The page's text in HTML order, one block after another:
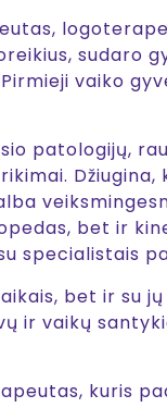
sudaro
vaiko
patologijų,
bet ir
specialistais
bet ir su
ir vaikų
kuris